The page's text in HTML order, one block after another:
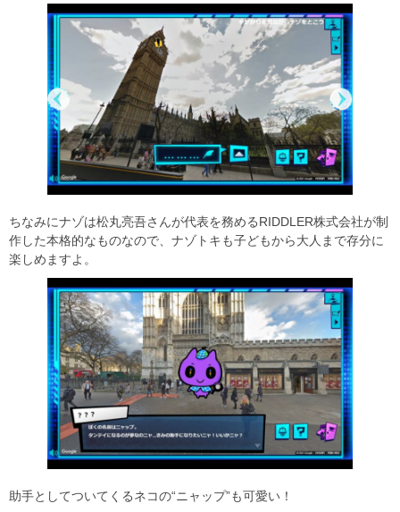
ちなみにナゾは松丸亮吾さんが代表を務めるRIDDLER株式会社が制
作した本格的なものなので、ナゾトキも子どもから大人まで存分に
楽しめますよ。
助手としてついてくるネコの“ニャップ”も可愛い！